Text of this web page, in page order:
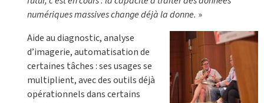
numériques massives change déjà la donne. »
Aide au diagnostic, analyse
d’imagerie, automatisation de
certaines tâches : ses usages se
multiplient, avec des outils déjà
opérationnels dans certains